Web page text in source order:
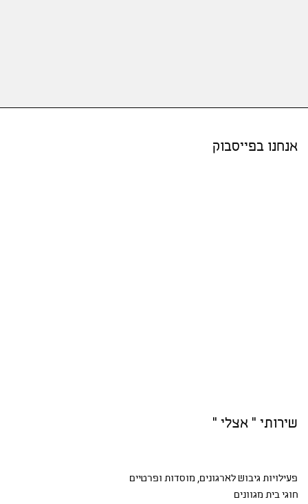
אנחנו בפייסבוק
שירותי " אצלי "
פעילויות גיבושלארגונים, מוסדות ופרטיים
חוגי בית מגוונים